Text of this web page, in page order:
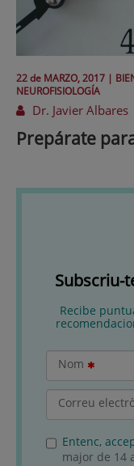
22 de MARZO, 2017 |
NEUROFISIOLOGÍA
Dr. Javier Albares
Prepárate
Subscriu-
Recibe
Nom
Correu
Entenc,
major de 14